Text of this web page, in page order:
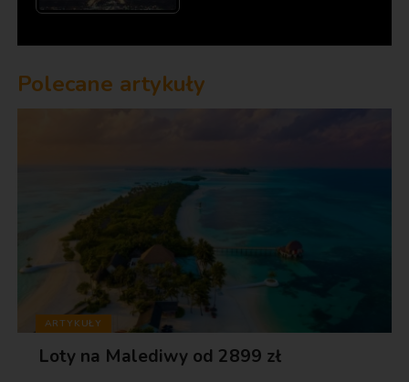
Polecane artykuły
ARTYKUŁY
Loty na Malediwy od 2899 zł